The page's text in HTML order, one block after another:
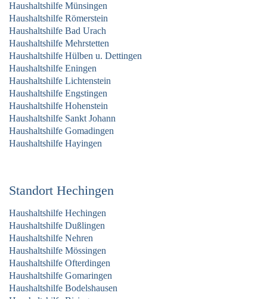
Haushaltshilfe Münsingen
Haushaltshilfe Römerstein
Haushaltshilfe Bad Urach
Haushaltshilfe Mehrstetten
Haushaltshilfe Hülben u. Dettingen
Haushaltshilfe Eningen
Haushaltshilfe Lichtenstein
Haushaltshilfe Engstingen
Haushaltshilfe Hohenstein
Haushaltshilfe Sankt Johann
Haushaltshilfe Gomadingen
Haushaltshilfe Hayingen
Standort Hechingen
Haushaltshilfe Hechingen
Haushaltshilfe Dußlingen
Haushaltshilfe Nehren
Haushaltshilfe Mössingen
Haushaltshilfe Ofterdingen
Haushaltshilfe Gomaringen
Haushaltshilfe Bodelshausen